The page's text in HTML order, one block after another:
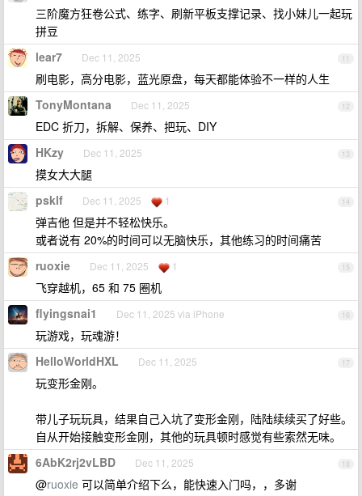
三阶魔方狂卷公式、练字、刷新平板支撑记录、找小妹儿一起玩
拼豆
11
lear7 Dec 11, 2025
刷电影，高分电影，蓝光原盘，每天都能体验不一样的人生
12
TonyMontana Dec 11, 2025
EDC 折刀，拆解、保养、把玩、DIY
13
HKzy Dec 11, 2025
摸女大大腿
14
psklf Dec 11, 2025 1
弹吉他 但是并不轻松快乐。
或者说有 20%的时间可以无脑快乐，其他练习的时间痛苦
15
ruoxie Dec 11, 2025 1
飞穿越机，65 和 75 圈机
16
flyingsnai1 Dec 11, 2025 via iPhone
玩游戏，玩魂游！
17
HelloWorldHXL Dec 11, 2025
玩变形金刚。
带儿子玩玩具，结果自己入坑了变形金刚，陆陆续续买了好些。
自从开始接触变形金刚，其他的玩具顿时感觉有些索然无味。
18
6AbK2rj2vLBD Dec 11, 2025
@ruoxie 可以简单介绍下么，能快速入门吗，，多谢